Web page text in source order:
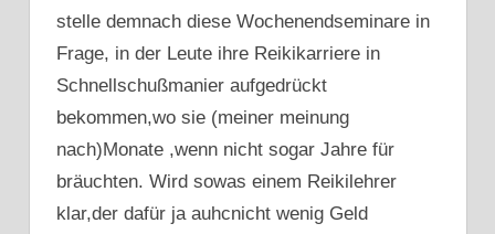
stelle demnach diese Wochenendseminare in
Frage, in der Leute ihre Reikikarriere in
Schnellschußmanier aufgedrückt
bekommen,wo sie (meiner meinung
nach)Monate ,wenn nicht sogar Jahre für
bräuchten. Wird sowas einem Reikilehrer
klar,der dafür ja auhcnicht wenig Geld